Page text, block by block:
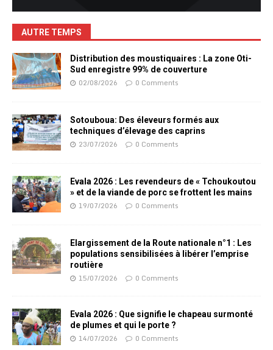
AUTRE TEMPS
Distribution des moustiquaires : La zone Oti-
Sud enregistre 99% de couverture
02/08/2026 0 Comments
Sotouboua: Des éleveurs formés aux
techniques d’élevage des caprins
23/07/2026 0 Comments
Evala 2026 : Les revendeurs de « Tchoukoutou
» et de la viande de porc se frottent les mains
19/07/2026 0 Comments
Elargissement de la Route nationale n°1 : Les
populations sensibilisées à libérer l’emprise
routière
15/07/2026 0 Comments
Evala 2026 : Que signifie le chapeau surmonté
de plumes et qui le porte ?
14/07/2026 0 Comments